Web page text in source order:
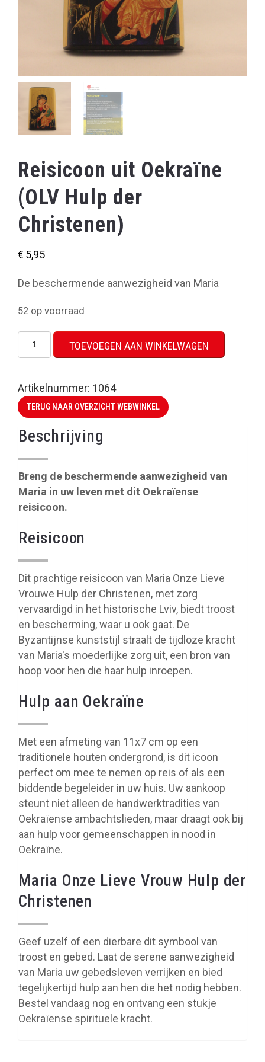
Reisicoon uit Oekraïne
(OLV Hulp der
Christenen)
€ 5,95
De beschermende aanwezigheid van Maria
52 op voorraad
Reisicoon
uit
(OLV
Hulp
der
Christenen)
aantal
TOEVOEGEN AAN WINKELWAGEN
Artikelnummer: 1064
TERUG NAAR OVERZICHT WEBWINKEL
Beschrijving
Breng de beschermende aanwezigheid van
Maria in uw leven met dit Oekraïense
reisicoon.
Reisicoon
Dit prachtige reisicoon van Maria Onze Lieve
Vrouwe Hulp der Christenen, met zorg
vervaardigd in het historische Lviv, biedt troost
en bescherming, waar u ook gaat. De
Byzantijnse kunststijl straalt de tijdloze kracht
van Maria's moederlijke zorg uit, een bron van
hoop voor hen die haar hulp inroepen.
Hulp aan Oekraïne
Met een afmeting van 11x7 cm op een
traditionele houten ondergrond, is dit icoon
perfect om mee te nemen op reis of als een
biddende begeleider in uw huis. Uw aankoop
steunt niet alleen de handwerktradities van
Oekraïense ambachtslieden, maar draagt ook bij
aan hulp voor gemeenschappen in nood in
Oekraïne.
Maria Onze Lieve Vrouw Hulp der
Christenen
Geef uzelf of een dierbare dit symbool van
troost en gebed. Laat de serene aanwezigheid
van Maria uw gebedsleven verrijken en bied
tegelijkertijd hulp aan hen die het nodig hebben.
Bestel vandaag nog en ontvang een stukje
Oekraïense spirituele kracht.